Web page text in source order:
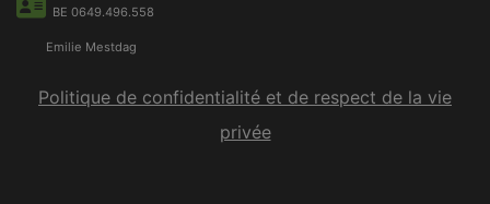
BE 0649.496.558
Emilie Mestdag
Politique de confidentialité et de respect de la vie
privée